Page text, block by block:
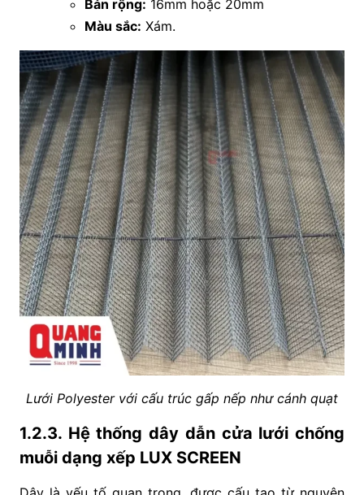
Bản rộng: 16mm hoặc 20mm
Màu sắc: Xám.
Lưới Polyester với cấu trúc gấp nếp như cánh quạt
1.2.3. Hệ thống dây dẫn cửa lưới chống
muỗi dạng xếp LUX SCREEN